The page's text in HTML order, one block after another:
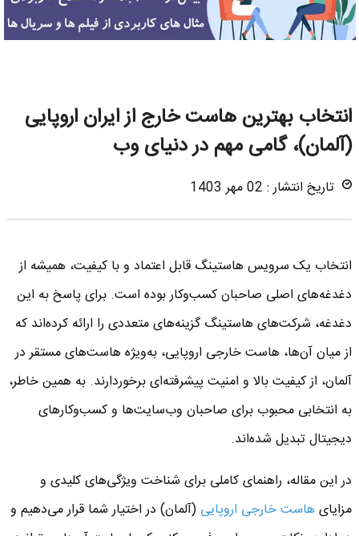
انتخاب بهترین هاست خارج از ایران اروپایی
(آلمان)، گامی مهم در دنیای وب
تاریخ انتشار : 02 مهر 1403
انتخاب یک سرویس هاستینگ قابل اعتماد و با کیفیت، همیشه از
دغدغه‌های اصلی صاحبان کسب‌وکار بوده است. برای پاسخ به این
دغدغه، شرکت‌های هاستینگ گزینه‌های متعددی را ارائه کرده‌اند که
از میان آن‌ها، هاست خارجی اروپایی، به‌ویژه هاست‌های مستقر در
آلمان، از کیفیت بالا و امنیت پیشرفته‌ای برخوردارند. به همین خاطر،
به انتخابی محبوب برای صاحبان وب‌سایت‌ها و کسب‌وکارهای
دیجیتال تبدیل شده‌اند.
در این مقاله، راهنمای کاملی برای شناخت ویژگی‌های کلیدی و
مزایای هاست خارجی اروپایی (آلمان) در اختیار شما قرار می‌دهیم و